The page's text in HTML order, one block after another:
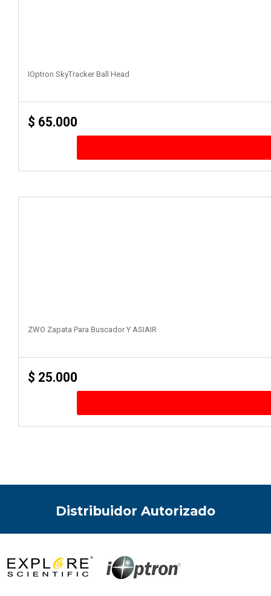
IOptron SkyTracker Ball Head
$ 65.000
ZWO Zapata Para Buscador Y ASIAIR
$ 25.000
Distribuidor Autorizado